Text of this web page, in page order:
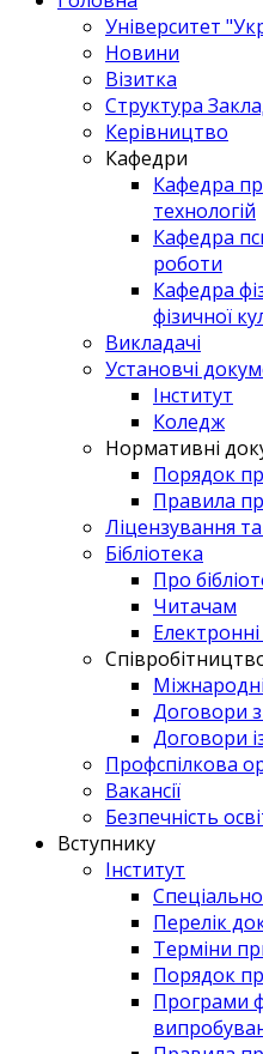
Університет
Новини
Візитка
Структура
Керівництво
Кафедри
Кафедра
технологій
Кафедра
роботи
Кафедра
фізичної
Викладачі
Установчі
Інститут
Коледж
Нормативні
Порядок
Правила
Ліцензування
Бібліотека
Про
Читачам
Договори
Договори
Профспілкова
Вакансії
Безпечність
Вступнику
Інститут
Перелік
Терміни
Порядок
Програми